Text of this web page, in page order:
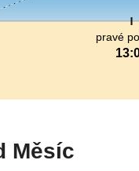
pravé
Měsíc